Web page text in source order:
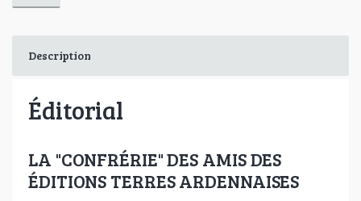
Description
Éditorial
LA "CONFRÉRIE" DES AMIS DES
ÉDITIONS TERRES ARDENNAISES